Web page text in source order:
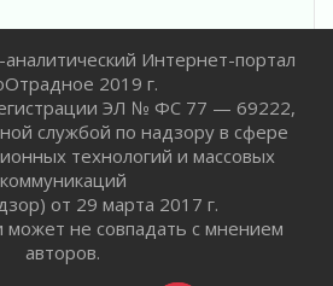
«Дороги жизни»
передовую подготовку
Интернет-портал
2019 г.
ЭЛ № ФС 77 — 69222,
службой по надзору в сфере
технологий и массовых
коммуникаций
от 29 марта 2017 г.
не совпадать с мнением
авторов.